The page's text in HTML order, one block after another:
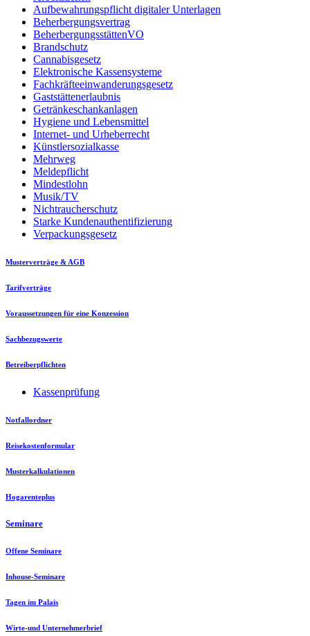
Aufbewahrungspflicht digitaler Unterlagen
Beherbergungsvertrag
BeherbergungsstättenVO
Brandschutz
Cannabisgesetz
Elektronische Kassensysteme
Fachkräfteeinwanderungsgesetz
Gaststättenerlaubnis
Getränkeschankanlagen
Hygiene und Lebensmittel
Internet- und Urheberrecht
Künstlersozialkasse
Mehrweg
Meldepflicht
Mindestlohn
Musik/TV
Nichtraucherschutz
Starke Kundenauthentifizierung
Verpackungsgesetz
Musterverträge & AGB
Tarifverträge
Voraussetzungen für eine Konzession
Sachbezugswerte
Betreiberpflichten
Kassenprüfung
Notfallordner
Reisekostenformular
Musterkalkulationen
Hogarenteplus
Seminare
Offene Seminare
Inhouse-Seminare
Tagen im Palais
Wirte-und Unternehmerbrief